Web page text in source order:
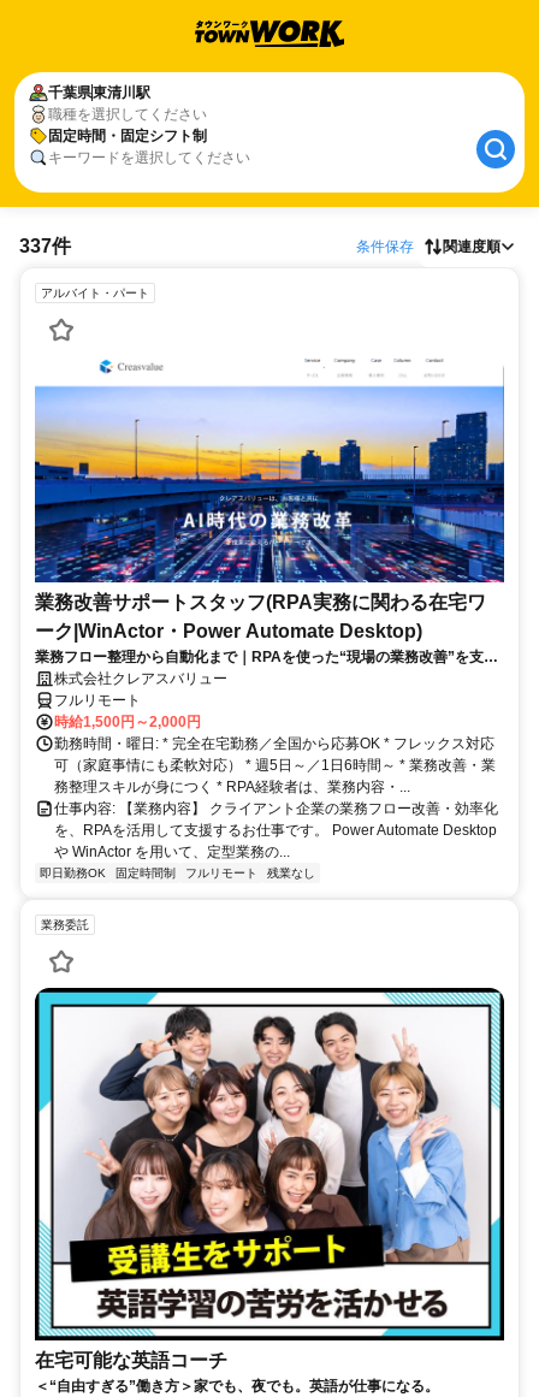
千葉県東清川駅
職種を選択してください
固定時間・固定シフト制
キーワードを選択してください
337件 条件保存 関連度順
アルバイト・パート
業務改善サポートスタッフ(RPA実務に関わる在宅ワ
ーク|WinActor・Power Automate Desktop)
業務フロー整理から自動化まで｜RPAを使った“現場の業務改善”を支え
る在宅ワーク｜週5日・1日6時間～
株式会社クレアスバリュー
フルリモート
時給1,500円～2,000円
勤務時間・曜日: * 完全在宅勤務／全国から応募OK * フレックス対応
可（家庭事情にも柔軟対応） * 週5日～／1日6時間～ * 業務改善・業
務整理スキルが身につく * RPA経験者は、業務内容・...
仕事内容: 【業務内容】 クライアント企業の業務フロー改善・効率化
を、RPAを活用して支援するお仕事です。 Power Automate Desktop
や WinActor を用いて、定型業務の...
即日勤務OK 固定時間制 フルリモート 残業なし
業務委託
在宅可能な英語コーチ
＜“自由すぎる”働き方＞家でも、夜でも。英語が仕事になる。